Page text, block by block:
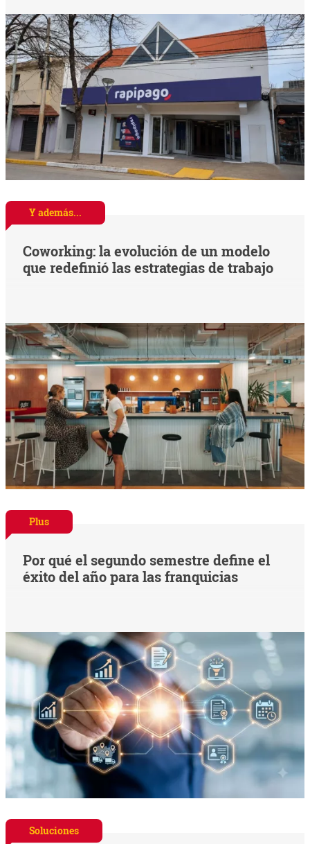
Y además...
Coworking: la evolución de un modelo
que redefinió las estrategias de trabajo
Plus
Por qué el segundo semestre define el
éxito del año para las franquicias
Soluciones